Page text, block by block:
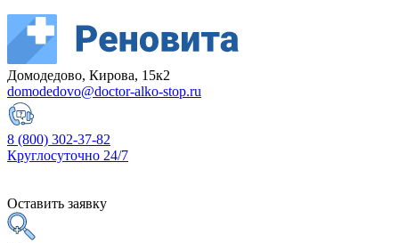
Домодедово, Кирова, 15к2
domodedovo@doctor-alko-stop.ru
8 (800) 302-37-82
Круглосуточно 24/7
Оставить заявку